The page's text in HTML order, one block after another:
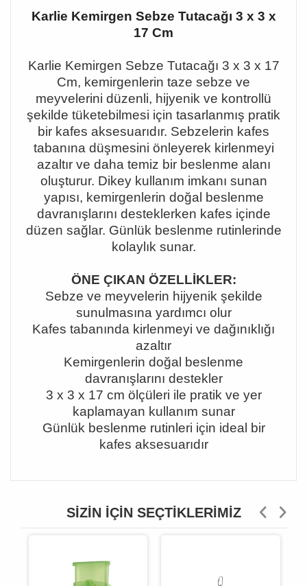
Karlie Kemirgen Sebze Tutacağı 3 x 3 x
17 Cm
Karlie Kemirgen Sebze Tutacağı 3 x 3 x 17
Cm, kemirgenlerin taze sebze ve
meyvelerini düzenli, hijyenik ve kontroll ü
şekilde tüketebilmesi için tasarlanmış pratik
bir kafes aksesuarıdır. Sebzelerin kafes
tabanına düşmesini önleyerek kirlenmeyi
azaltır ve daha temiz bir beslenme alanı
oluşturur. Dikey kullanım imkanı sunan
yapısı, kemirgenlerin doğal beslenme
davranış larını desteklerken kafes içinde
düzen sağ lar. Günl ük beslenme rutinlerinde
kolayl ık sunar.
ÖNE ÇIKAN ÖZELLİKLER:
Sebze ve meyvelerin hijyenik şekilde
sunulmasına yardımcı olur
Kafes tabanında kirlenmeyi ve dağınıkl ığı
azaltır
Kemirgenlerin doğal beslenme
davranış larını destekler
3 x 3 x 17 cm ö çü leri ile pratik ve yer
kaplamayan kullanım sunar
Günl ük beslenme rutinleri için ideal bir
kafes aksesuarıdır
SIZIN İÇIN SEÇTIKLERIMIZ